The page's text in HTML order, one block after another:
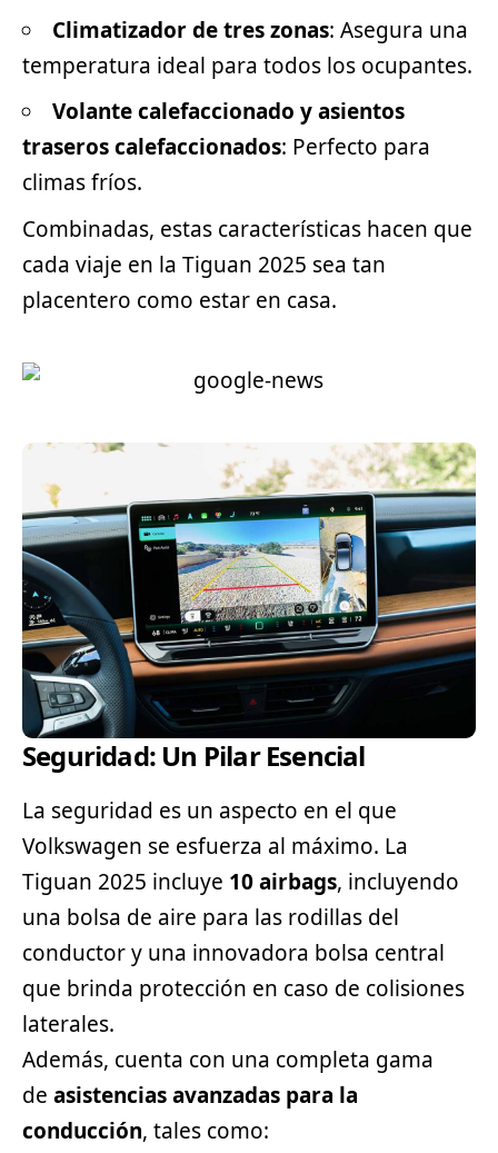
Climatizador de tres zonas: Asegura una
temperatura ideal para todos los ocupantes.
Volante calefaccionado y asientos
traseros calefaccionados: Perfecto para
climas fríos.
Combinadas, estas características hacen que
cada viaje en la Tiguan 2025 sea tan
placentero como estar en casa.
Seguridad: Un Pilar Esencial
La seguridad es un aspecto en el que
Volkswagen se esfuerza al máximo. La
Tiguan 2025 incluye 10 airbags, incluyendo
una bolsa de aire para las rodillas del
conductor y una innovadora bolsa central
que brinda protección en caso de colisiones
laterales.
Además, cuenta con una completa gama
de asistencias avanzadas para la
conducción, tales como: